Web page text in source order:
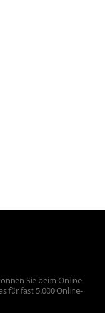
Sie beim Online-
für fast 5.000 Online-